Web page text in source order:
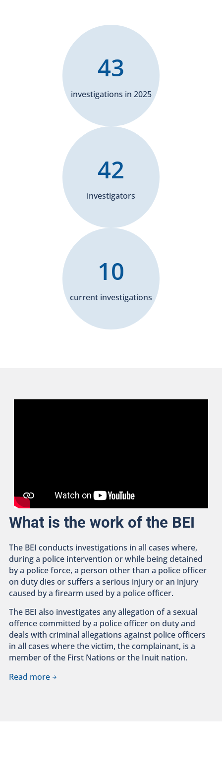
investigations in 2025
43
investigators
42
current investigations
10
What is the work of the BEI
The BEI conducts investigations in all cases where,
during a police intervention or while being detained
by a police force, a person other than a police officer
on duty dies or suffers a serious injury or an injury
caused by a firearm used by a police officer.
The BEI also investigates any allegation of a sexual
offence committed by a police officer on duty and
deals with criminal allegations against police officers
in all cases where the victim, the complainant, is a
member of the First Nations or the Inuit nation.
Read more